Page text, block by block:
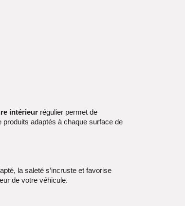
intérieur régulier permet de
adaptés à chaque surface de
la saleté s’incruste et favorise
de votre véhicule.